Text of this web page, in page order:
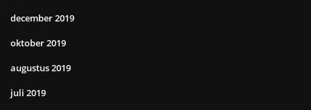
december 2019
oktober 2019
augustus 2019
juli 2019